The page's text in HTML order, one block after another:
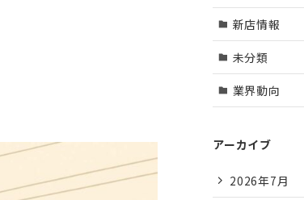
新店情報
未分類
業界動向
アーカイブ
2026年7月